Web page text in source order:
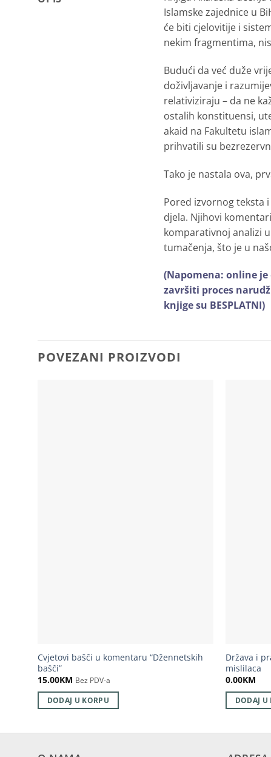
Islamske zajednice u
će biti cjelovitije i
nekim fragmentima,
Budući da već duže
doživljavanje i
relativiziraju – da ne
ostalih konstituensi,
akaid na Fakultetu
prihvatili su
Tako je nastala ova,
Pored izvornog teksta
djela. Njihovi
komparativnoj analizi
tumačenja, što je u
(Napomena: online
završiti proces
knjige su BESPLATNI)
POVEZANI PROIZVODI
Cvjetovi bašči u komentaru “Džennetskih
bašči”
15.00KM Bez PDV-a
DODAJ U KORPU
Država i
mislilaca
0.00KM
DODAJ U